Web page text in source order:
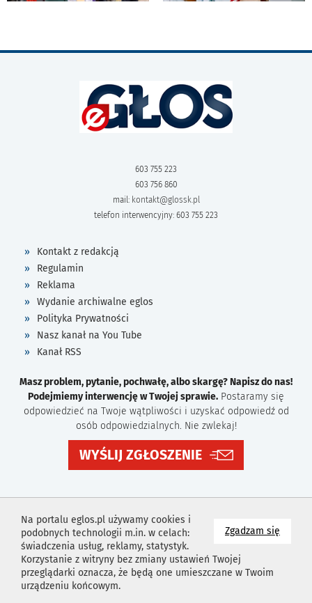
Zgadzam się
Na portalu eglos.pl używamy cookies i
podobnych technologii m.in. w celach:
świadczenia usług, reklamy, statystyk.
Korzystanie z witryny bez zmiany ustawień Twojej
przeglądarki oznacza, że będą one umieszczane w Twoim
urządzeniu końcowym.
603 755 223
603 756 860
mail: kontakt@glossk.pl
telefon interwencyjny: 603 755 223
Kontakt z redakcją
Regulamin
Reklama
Wydanie archiwalne eglos
Polityka Prywatności
Nasz kanał na You Tube
Kanał RSS
Masz problem, pytanie, pochwałę, albo skargę? Napisz do nas!
Podejmiemy interwencję w Twojej sprawie. Postaramy się
odpowiedzieć na Twoje wątpliwości i uzyskać odpowiedź od
osób odpowiedzialnych. Nie zwlekaj!
WYŚLIJ ZGŁOSZENIE
Projekt i wykonanie